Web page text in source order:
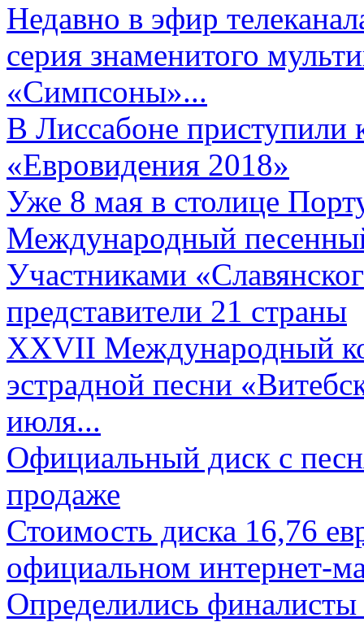
Недавно в эфир
серия знаменитого
«Симпсоны»...
В Лиссабоне приступили
«Евровидения 2018»
Уже 8 мая в столице
Международный
Участниками
представители 21 страны
XXVII Международный
эстрадной песни
июля...
Официальный диск с
продаже
Стоимость диска 16,76
официальном интернет-
Определились